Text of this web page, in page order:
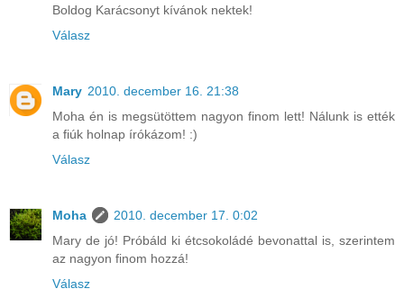
Boldog Karácsonyt kívánok nektek!
Válasz
Mary 2010. december 16. 21:38
Moha én is megsütöttem nagyon finom lett! Nálunk is ették
a fiúk holnap írókázom! :)
Válasz
Moha
2010. december 17. 0:02
Mary de jó! Próbáld ki étcsokoládé bevonattal is, szerintem
az nagyon finom hozzá!
Válasz